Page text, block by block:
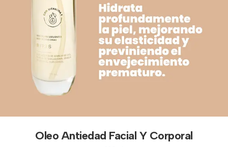
Oleo Antiedad Facial Y Corporal